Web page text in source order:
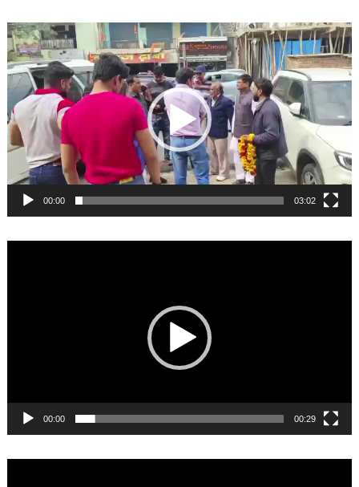
Video
Player
00:00 03:02
00:00 00:29